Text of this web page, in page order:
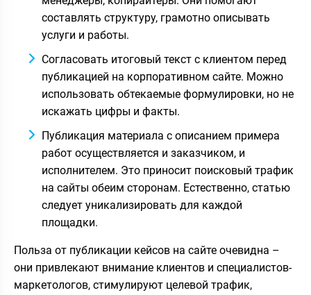
составлять структуру, грамотно описывать
услуги и работы.
Согласовать итоговый текст с клиентом перед
публикацией на корпоративном сайте. Можно
использовать обтекаемые формулировки, но не
искажать цифры и факты.
Публикация материала с описанием примера
работ осуществляется и заказчиком, и
исполнителем. Это приносит поисковый трафик
на сайты обеим сторонам. Естественно, статью
следует уникализировать для каждой
площадки.
Польза от публикации кейсов на сайте очевидна –
они привлекают внимание клиентов и специалистов-
маркетологов, стимулируют целевой трафик,